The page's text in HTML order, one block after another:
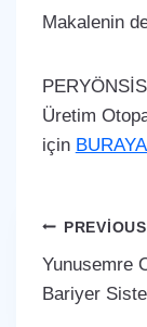
Makalenin
Üretim
için
Yazı
PREVIOUS
Yunusemre
Bariyer